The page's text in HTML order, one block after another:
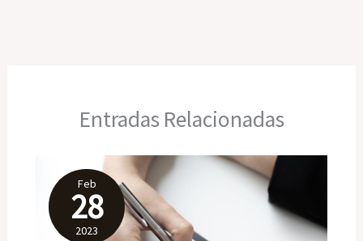
Entradas Relacionadas
Feb
28
2023